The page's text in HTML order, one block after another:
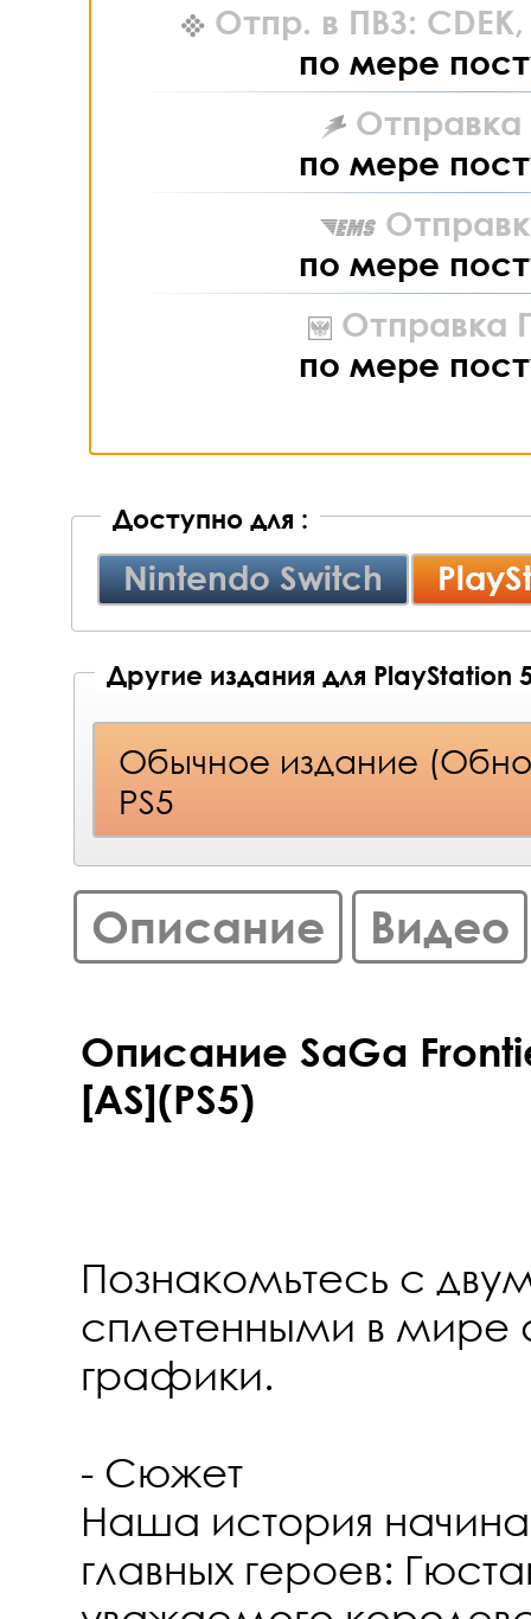
Отпр. в ПВЗ: CDEK,
по мере
Отправка
по мере
по мере
Отправка
по мере
Доступно для :
Nintendo Switch
Другие издания для PlayStation
Обычное издание
PS5
Описание Видео
Описание SaGa
[AS](PS5)
Познакомьтесь с
сплетенными в мире
графики.
- Сюжет
Наша история
главных героев: